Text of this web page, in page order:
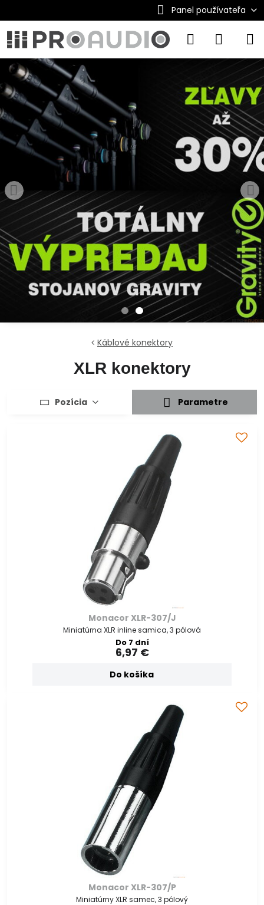
Panel používateľa
Káblové konektory
XLR konektory
Pozícia Parametre
Monacor XLR-307/J
Miniatúrna XLR inline samica, 3 pólová
Do 7 dní
6,97 €
Do košíka
Monacor XLR-307/P
Miniatúrny XLR samec, 3 pólový